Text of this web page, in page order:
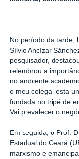
No período da tarde,
Sílvio Ancízar
pesquisador,
relembrou a
no ambiente
o meu colega, esta
fundada no tripé de
Vai prevalecer o
Em seguida, o Prof.
Estadual do Ceará
marxismo e